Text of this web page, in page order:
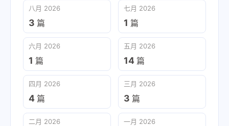
八月 2026
3 篇
七月 2026
1 篇
六月 2026
1 篇
五月 2026
14 篇
四月 2026
4 篇
三月 2026
3 篇
二月 2026 一月 2026